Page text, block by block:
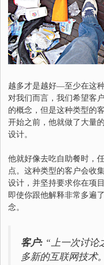
越多才是越好—至少在这
对我们而言，我们希望客
的概念，但是这种类型的
开始之前，他就做了大量
设计。
他就好像去吃自助餐时，
点。这种类型的客户会收
设计，并坚持要求你在项
即使你跟他解释非常多遍
念。
客户: “上一次讨论
多新的互联网技术